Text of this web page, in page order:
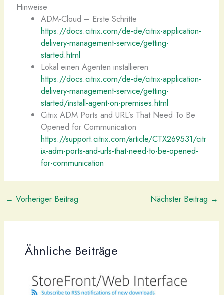
Hinweise
ADM-Cloud – Erste Schritte
https://docs.citrix.com/de-de/citrix-application-
delivery-management-service/getting-
started.html
Lokal einen Agenten installieren
https://docs.citrix.com/de-de/citrix-application-
delivery-management-service/getting-
started/install-agent-on-premises.html
Citrix ADM Ports and URL’s That Need To Be
Opened for Communication
https://support.citrix.com/article/CTX269531/citr
ix-adm-ports-and-urls-that-need-to-be-opened-
for-communication
← Vorheriger Beitrag Nächster Beitrag →
Ähnliche Beiträge